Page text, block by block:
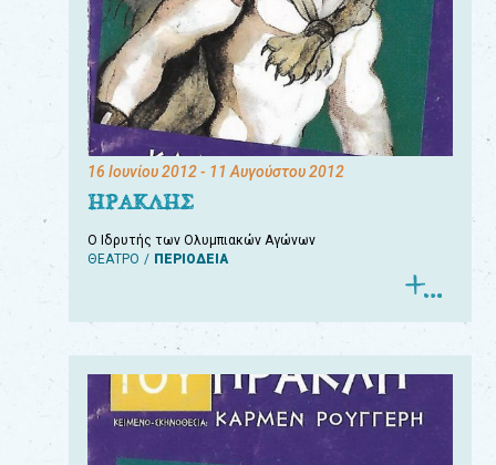
16 Ιουνίου 2012- 11 Αυγούστου 2012
ΗΡΑΚΛΗΣ
Ο Ιδρυτής των Ολυμπιακών Αγώνων
ΘΕΑΤΡΟ
ΠΕΡΙΟΔΕΙΑ